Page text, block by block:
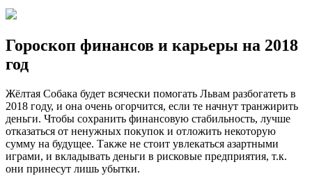
Гороскоп финансов и карьеры на 2018
год
Жёлтая Собака будет всячески помогать Львам разбогатеть в
2018 году, и она очень огорчится, если те начнут транжирить
деньги. Чтобы сохранить финансовую стабильность, лучше
отказаться от ненужных покупок и отложить некоторую
сумму на будущее. Также не стоит увлекаться азартными
играми, и вкладывать деньги в рисковые предприятия, т.к.
они принесут лишь убытки.